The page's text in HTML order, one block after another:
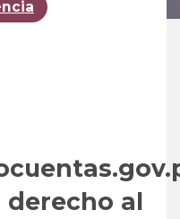
derecho al